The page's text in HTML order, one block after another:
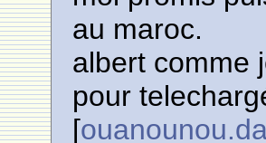
au maroc.
albert comme
pour
[